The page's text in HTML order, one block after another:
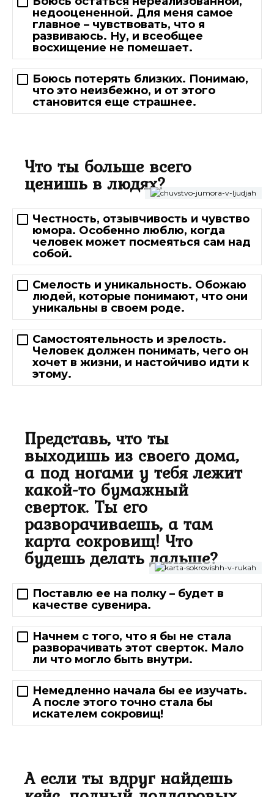
недооцененной. Для меня самое
главное – чувствовать, что я
развиваюсь. Ну, и всеобщее
восхищение не помешает.
Боюсь потерять близких. Понимаю,
что это неизбежно, и от этого
становится еще страшнее.
Что ты больше всего
ценишь в людях?
Честность, отзывчивость и чувство
юмора. Особенно люблю, когда
человек может посмеяться сам над
собой.
Смелость и уникальность. Обожаю
людей, которые понимают, что они
уникальны в своем роде.
Самостоятельность и зрелость.
Человек должен понимать, чего он
хочет в жизни, и настойчиво идти к
этому.
Представь, что ты
выходишь из своего дома,
а под ногами у тебя лежит
какой-то бумажный
сверток. Ты его
разворачиваешь, а там
карта сокровищ! Что
будешь делать дальше?
Поставлю ее на полку – будет в
качестве сувенира.
Начнем с того, что я бы не стала
разворачивать этот сверток. Мало
ли что могло быть внутри.
Немедленно начала бы ее изучать.
А после этого точно стала бы
искателем сокровищ!
А если ты вдруг найдешь